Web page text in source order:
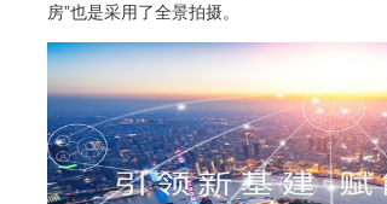
房”也是采用了全景拍摄。